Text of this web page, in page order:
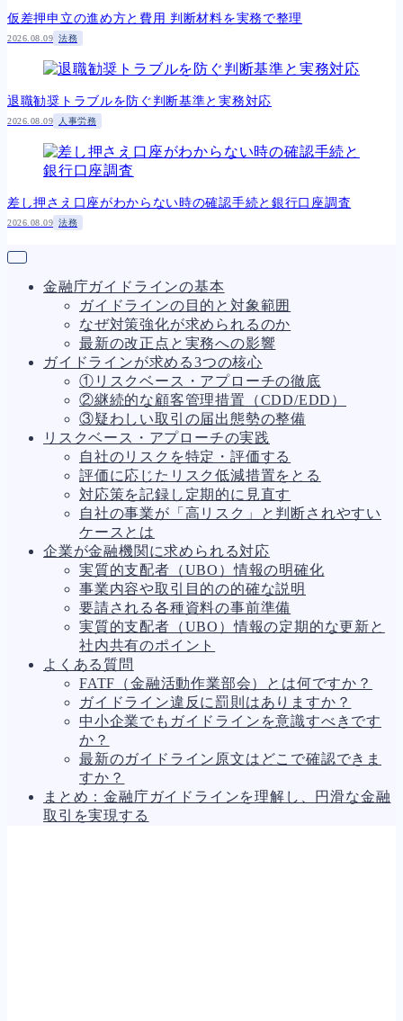
仮差押申立の進め方と費用 判断材料を実務で整理
2026.08.09 法務
退職勧奨トラブルを防ぐ判断基準と実務対応
2026.08.09 人事労務
差し押さえ口座がわからない時の確認手続と銀行口座調査
2026.08.09 法務
金融庁ガイドラインの基本
ガイドラインの目的と対象範囲
なぜ対策強化が求められるのか
最新の改正点と実務への影響
ガイドラインが求める3つの核心
①リスクベース・アプローチの徹底
②継続的な顧客管理措置（CDD/EDD）
③疑わしい取引の届出態勢の整備
リスクベース・アプローチの実践
自社のリスクを特定・評価する
評価に応じたリスク低減措置をとる
対応策を記録し定期的に見直す
自社の事業が「高リスク」と判断されやすい
ケースとは
企業が金融機関に求められる対応
実質的支配者（UBO）情報の明確化
事業内容や取引目的の的確な説明
要請される各種資料の事前準備
実質的支配者（UBO）情報の定期的な更新と
社内共有のポイント
よくある質問
FATF（金融活動作業部会）とは何ですか？
ガイドライン違反に罰則はありますか？
中小企業でもガイドラインを意識すべきです
か？
最新のガイドライン原文はどこで確認できま
すか？
まとめ：金融庁ガイドラインを理解し、円滑な金融
取引を実現する